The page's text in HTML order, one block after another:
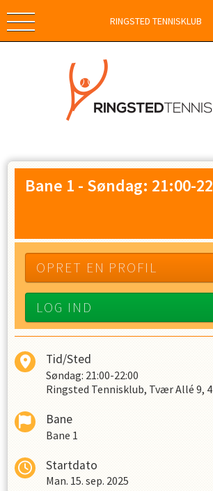
RINGSTED TENNISKLUB
Bane 1 - Søndag: 21:00-
OPRET EN PROFIL
LOG IND
Tid/Sted
Søndag: 21:00-22:00
Ringsted Tennisklub, Tvær Allé 9,
Bane
Bane 1
Startdato
Man. 15. sep. 2025